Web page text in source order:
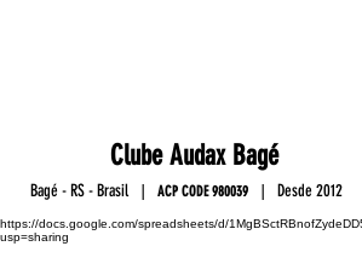
ClubeAudax Bagé
Bagé - RS - Brasil|ACP CODE980039 Desde 2012
https://docs.google.com/spreadsheets/d/
usp=sharing